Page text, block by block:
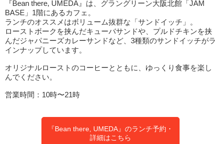
『Bean there, UMEDA』は、グラングリーン大阪北館「JAM
BASE」1階にあるカフェ。
ランチのオススメはボリューム抜群な「サンドイッチ」。
ローストボークを挟んだキューバサンドや、プルドチキンを挟
んだジャパニーズカレーサンドなど、3種類のサンドイッチがラ
インナップしています。
オリジナルローストのコーヒーとともに、ゆっくり食事を楽し
んでください。
営業時間：10時〜21時
『Bean there, UMEDA』のランチ予約・
詳細はこちら